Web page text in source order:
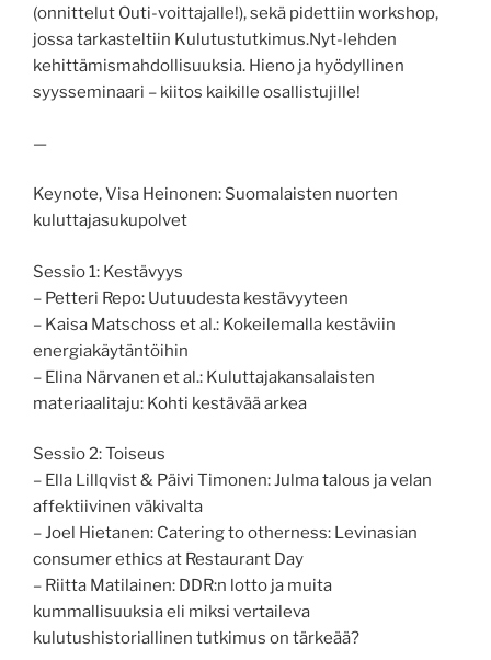
(onnittelut Outi-voittajalle!), sekä pidettiin workshop,
jossa tarkasteltiin Kulutustutkimus.Nyt-lehden
kehittämismahdollisuuksia. Hieno ja hyödyllinen
syysseminaari – kiitos kaikille osallistujille!
—
Keynote, Visa Heinonen: Suomalaisten nuorten
kuluttajasukupolvet
Sessio 1: Kestävyys
– Petteri Repo: Uutuudesta kestävyyteen
– Kaisa Matschoss et al.: Kokeilemalla kestäviin
energiakäytäntöihin
– Elina Närvanen et al.: Kuluttajakansalaisten
materiaalitaju: Kohti kestävää arkea
Sessio 2: Toiseus
– Ella Lillqvist & Päivi Timonen: Julma talous ja velan
affektiivinen väkivalta
– Joel Hietanen: Catering to otherness: Levinasian
consumer ethics at Restaurant Day
– Riitta Matilainen: DDR:n lotto ja muita
kummallisuuksia eli miksi vertaileva
kulutushistoriallinen tutkimus on tärkeää?